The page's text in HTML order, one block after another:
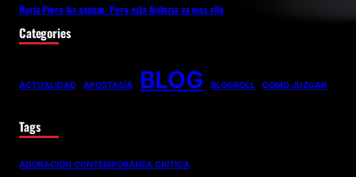
Nuria Piera los expuso. Pero esta historia va mas allá
Categories
ACTUALIDAD APOSTASÍA BLOG BLOGROLL COMO JUZGAR
Tags
ADORACIÓN CONTEMPORÁNEA CRÍTICA